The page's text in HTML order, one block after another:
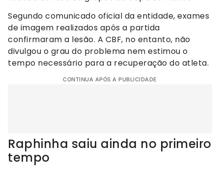
Segundo comunicado oficial da entidade, exames
de imagem realizados após a partida
confirmaram a lesão. A CBF, no entanto, não
divulgou o grau do problema nem estimou o
tempo necessário para a recuperação do atleta.
CONTINUA APÓS A PUBLICIDADE
Raphinha saiu ainda no primeiro
tempo